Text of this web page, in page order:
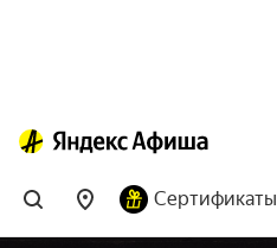
Сертификаты